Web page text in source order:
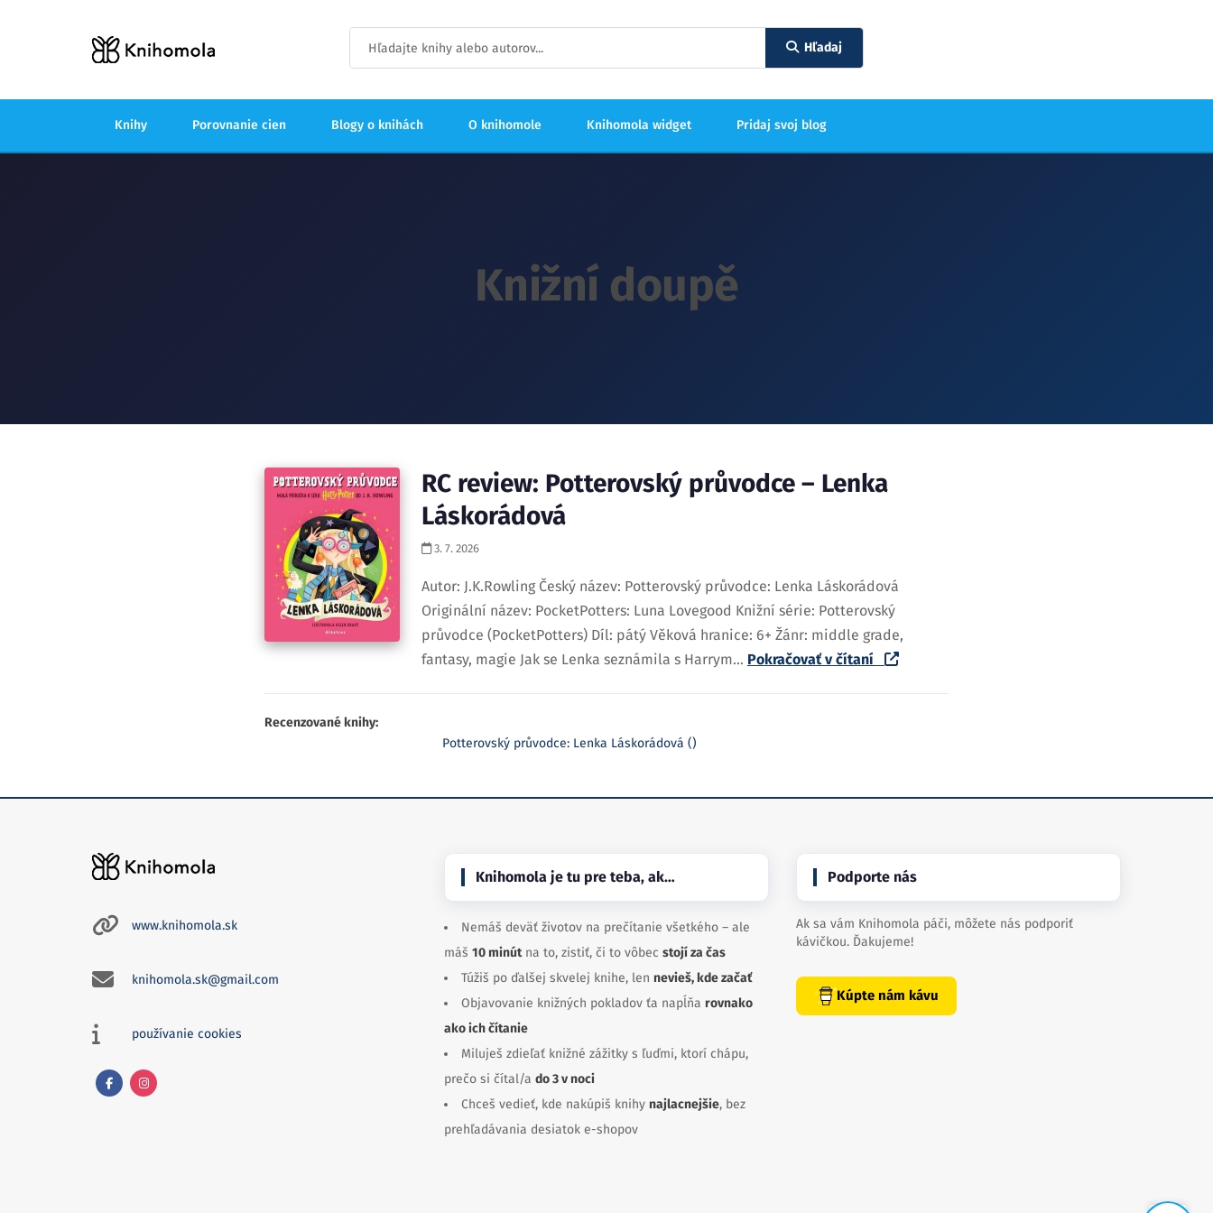
Hľadaj
Knihy Porovnanie cien Blogy o knihách O knihomole Knihomola widget Pridaj svoj blog
Knižní doupě
RC review: Potterovský průvodce – Lenka
Láskorádová
3. 7. 2026
Autor: J.K.Rowling Český název: Potterovský průvodce: Lenka Láskorádová
Originální název: PocketPotters: Luna Lovegood Knižní série: Potterovský
průvodce (PocketPotters) Díl: pátý Věková hranice: 6+ Žánr: middle grade,
fantasy, magie Jak se Lenka seznámila s Harrym... Pokračovať v čítaní
Recenzované knihy:
Potterovský průvodce: Lenka Láskorádová ()
www.knihomola.sk
knihomola.sk@gmail.com
používanie cookies
Knihomola je tu pre teba, ak…
Nemáš deväť životov na prečítanie všetkého – ale
máš 10 minútna to, zistiť, či to vôbec stojí za čas
Túžiš po ďalšej skvelej knihe, len nevieš, kde začať
Objavovanie knižných pokladov ťa napĺňa rovnako
ako ich čítanie
Miluješ zdieľať knižné zážitky s ľuďmi, ktorí chápu,
prečo si čítal/a do 3 v noci
Chceš vedieť, kde nakúpiš knihy najlacnejšie, bez
prehľadávania desiatok e-shopov
Podporte nás
Ak sa vám Knihomola páči, môžete nás podporiť
kávičkou. Ďakujeme!
Kúpte nám kávu